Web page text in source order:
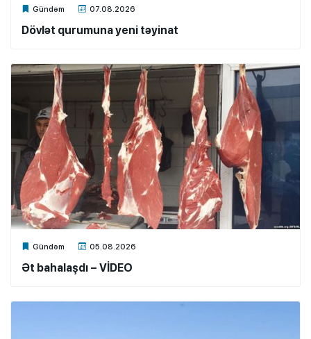
Gündəm 07.08.2026
Xalq.Online
Dövlət qurumuna yeni təyinat
Gündəm 05.08.2026
Xalq.Online
Ət bahalaşdı – VİDEO